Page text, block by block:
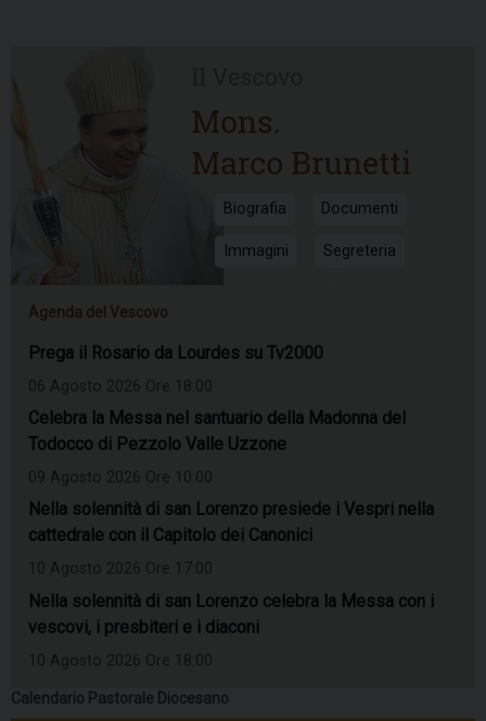
Biografia Documenti
Immagini Segreteria
Agenda del Vescovo
Prega il Rosario da Lourdes su Tv2000
06 Agosto 2026 Ore 18:00
Celebra la Messa nel santuario della Madonna del
Todocco di Pezzolo Valle Uzzone
09 Agosto 2026 Ore 10:00
Nella solennità di san Lorenzo presiede i Vespri nella
cattedrale con il Capitolo dei Canonici
10 Agosto 2026 Ore 17:00
Nella solennità di san Lorenzo celebra la Messa con i
vescovi, i presbiteri e i diaconi
10 Agosto 2026 Ore 18:00
Calendario Pastorale Diocesano